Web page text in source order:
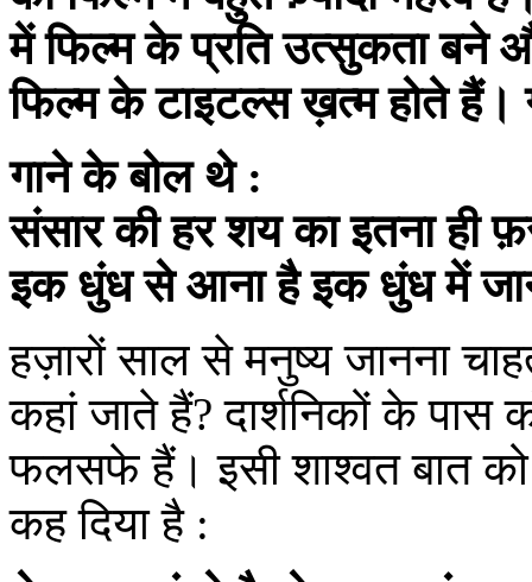
में फिल्म के प्रति उत्सुकता बने
फिल्म के टाइटल्स ख़त्म होते हैं।
गाने के बोल थे :
संसार की हर शय का इतना ही
इक धुंध से आना है इक धुंध में
हज़ारों साल से मनुष्य जानना
कहां जाते हैं? दार्शनिकों के पास
फलसफे हैं। इसी शाश्वत बात को
कह दिया है :